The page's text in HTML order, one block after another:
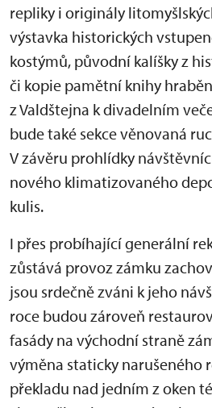
repliky i originály
výstavka historických
kostýmů, původní kalíšky z
či kopie pamětní knihy
z Valdštejna k divadelním
bude také sekce věnovaná
V závěru prohlídky
nového klimatizovaného
kulis.
I přes probíhající generální
zůstává provoz zámku
jsou srdečně zváni k jeho
roce budou zároveň
fasády na východní straně
výměna staticky narušeného
překladu nad jedním z oken